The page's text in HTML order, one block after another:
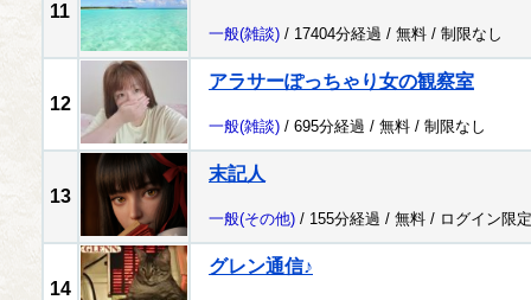
11
一般(雑談) / 17404分経過 / 無料 / 制限なし
12
アラサーぽっちゃり女の観察室
一般(雑談) / 695分経過 / 無料 / 制限なし
13
末記人
一般(その他) / 155分経過 / 無料 / ログイン限定
14
グレン通信♪